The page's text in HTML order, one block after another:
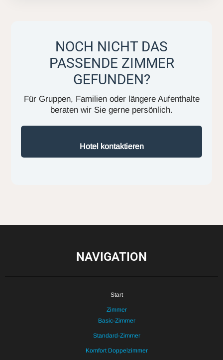
NOCH NICHT DAS
PASSENDE ZIMMER
GEFUNDEN?
Für Gruppen, Familien oder längere Aufenthalte
beraten wir Sie gerne persönlich.
Hotel kontaktieren
NAVIGATION
Start
Zimmer
Basic-Zimmer
Standard-Zimmer
Komfort Doppelzimmer